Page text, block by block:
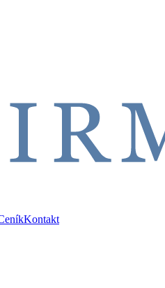
Kontakt